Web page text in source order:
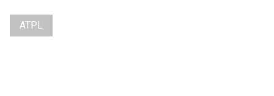
ATPL